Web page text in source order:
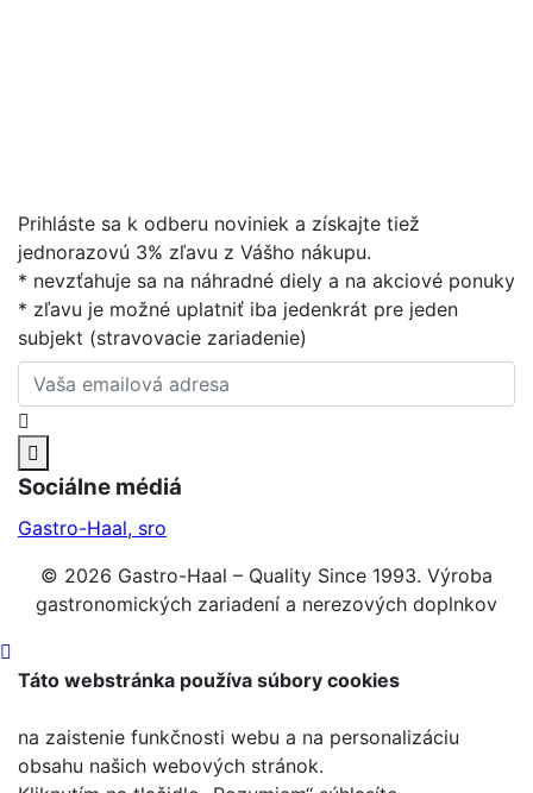
Prihláste sa k odberu noviniek a získajte tiež
jednorazovú 3% zľavu z Vášho nákupu.
* nevzťahuje sa na náhradné diely a na akciové ponuky
* zľavu je možné uplatniť iba jedenkrát pre jeden
subjekt (stravovacie zariadenie)
Sociálne médiá
Gastro-Haal, sro
© 2026 Gastro-Haal – Quality Since 1993. Výroba
gastronomických zariadení a nerezových doplnkov
Táto webstránka používa súbory cookies
na zaistenie funkčnosti webu a na personalizáciu
obsahu našich webových stránok.